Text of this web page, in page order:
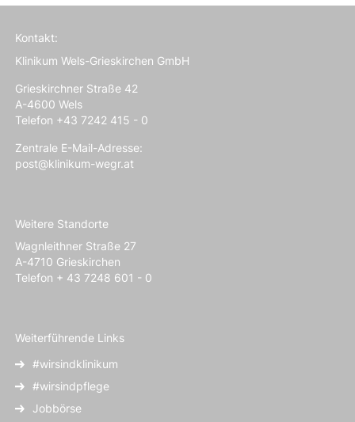
Kontakt:
Klinikum Wels-Grieskirchen GmbH
Grieskirchner Straße 42
A-4600 Wels
Telefon +43 7242 415 - 0
Zentrale E-Mail-Adresse:
post@klinikum-wegr.at
Weitere Standorte
Wagnleithner Straße 27
A-4710 Grieskirchen
Telefon + 43 7248 601 - 0
Weiterführende Links
#wirsindklinikum
#wirsindpflege
Jobbörse